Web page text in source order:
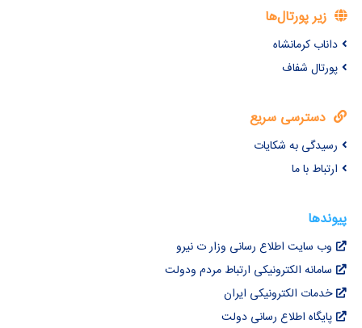
زیر پورتال‌ها
داناب کرمانشاه
پورتال شفاف
دسترسی سریع
رسیدگی به شکایات
ارتباط با ما
پیوندها
وب سایت اطلاع رسانی وزار ت نیرو
سامانه الکترونیکی ارتباط مردم ودولت
خدمات الکترونیکی ایران
پایگاه اطلاع رسانی دولت